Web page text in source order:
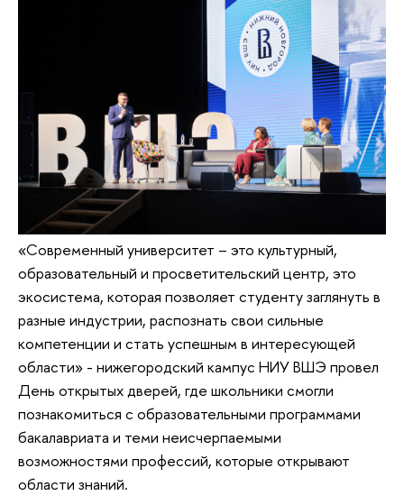
«Современный университет – это культурный,
образовательный и просветительский центр, это
экосистема, которая позволяет студенту заглянуть в
разные индустрии, распознать свои сильные
компетенции и стать успешным в интересующей
области» - нижегородский кампус НИУ ВШЭ провел
День открытых дверей, где школьники смогли
познакомиться с образовательными программами
бакалавриата и теми неисчерпаемыми
возможностями профессий, которые открывают
области знаний.